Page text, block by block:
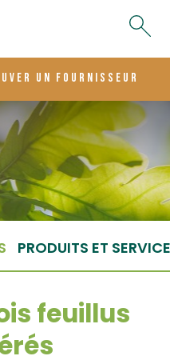
un fournisseur
PRODUITS ET
feuillus